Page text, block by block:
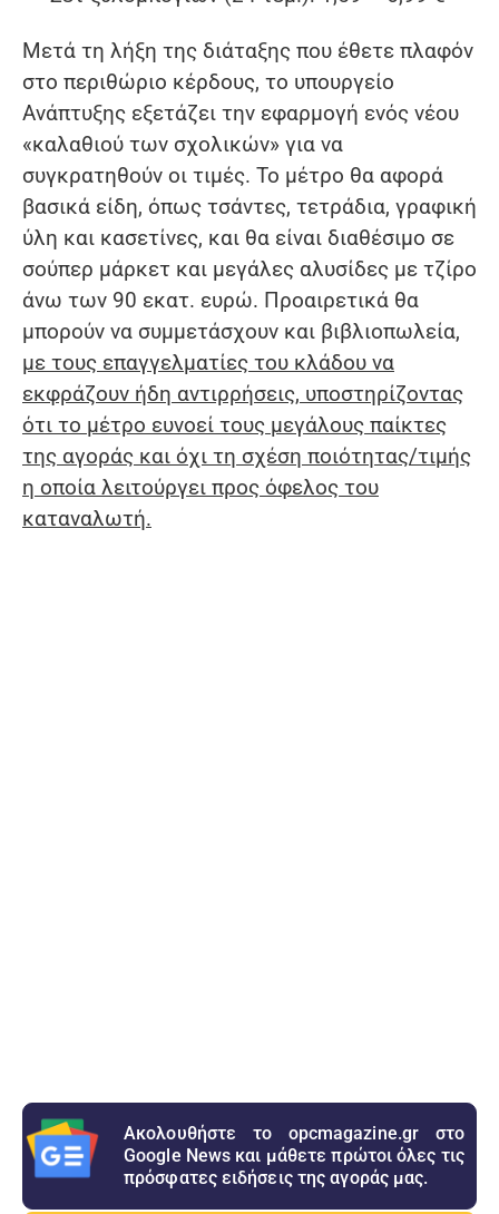
Μετά τη λήξη της διάταξης που έθετε πλαφόν
στο περιθώριο κέρδους, το υπουργείο
Ανάπτυξης εξετάζει την εφαρμογή ενός νέου
«καλαθιού των σχολικών» για να
συγκρατηθούν οι τιμές. Το μέτρο θα αφορά
βασικά είδη, όπως τσάντες, τετράδια, γραφική
ύλη και κασετίνες, και θα είναι διαθέσιμο σε
σούπερ μάρκετ και μεγάλες αλυσίδες με τζίρο
άνω των 90 εκατ. ευρώ. Προαιρετικά θα
μπορούν να συμμετάσχουν και βιβλιοπωλεία,
με τους επαγγελματίες του κλάδου να
εκφράζουν ήδη αντιρρήσεις, υποστηρίζοντας
ότι το μέτρο ευνοεί τους μεγάλους παίκτες
της αγοράς και όχι τη σχέση ποιότητας/τιμής
η οποία λειτούργει προς όφελος του
καταναλωτή.
Ακολουθήστε το opcmagazine.gr στο
Google News και μάθετε πρώτοι όλες τις
πρόσφατες ειδήσεις της αγοράς μας.